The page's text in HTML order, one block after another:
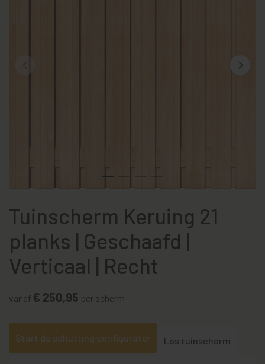
Tuinscherm Keruing 21
planks | Geschaafd |
Verticaal | Recht
vanaf € 250,95 per scherm
Start de schutting configurator Los tuinscherm